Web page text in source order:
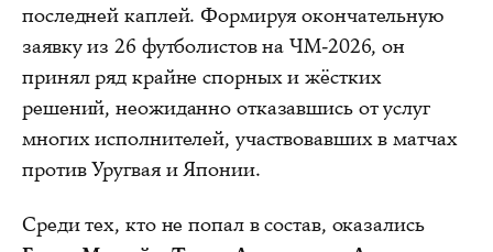
последней каплей. Формируя окончательную
заявку из 26 футболистов на ЧМ-2026, он
принял ряд крайне спорных и жёстких
решений, неожиданно отказавшись от услуг
многих исполнителей, участвовавших в матчах
против Уругвая и Японии.
Среди тех, кто не попал в состав, оказались